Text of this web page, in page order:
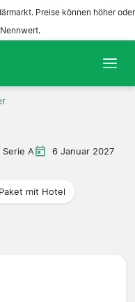
Preise können höher oder
Serie A 6 Januar 2027
Paket mit Hotel